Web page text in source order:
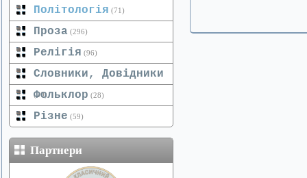
Політологія (71)
Проза (296)
Релігія (96)
Словники, Довідники
(20)
Фольклор (28)
Різне (59)
Партнери